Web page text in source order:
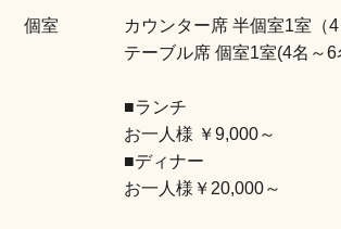
個室
カウンター席 半個室1室（4
テーブル席 個室1室(4名～6
■ランチ
お一人様 ￥9,000～
■ディナー
お一人様￥20,000～